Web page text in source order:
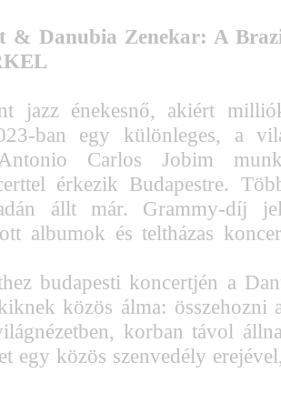
& Danubia Zenekar: A
jazz énekesnő, akiért
ban egy különleges, a
Carlos Jobim
érkezik Budapestre.
állt már. Grammy-díj
albumok és teltházas
budapesti koncertjén a
közös álma: összehozni
korban távol
egy közös szenvedély